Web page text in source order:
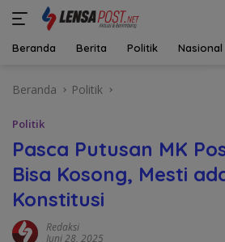
Beranda Berita Politik Nasional
Beranda Politik
Politik
Pasca Putusan MK
Bisa Kosong, Mesti
Konstitusi
Redaksi
Juni 28, 2025